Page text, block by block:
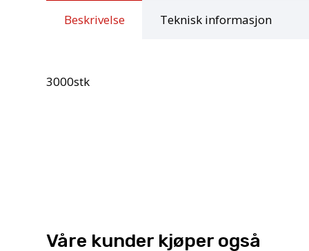
Beskrivelse Teknisk informasjon
3000stk
Våre kunder kjøper også